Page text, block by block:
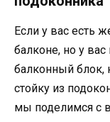
Если у вас есть
балконе, но у
балконный блок,
стойку из
мы поделимся с